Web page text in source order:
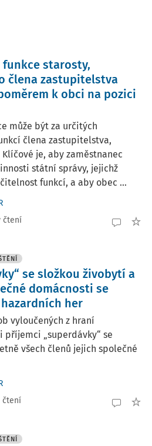
funkce starosty,
člena zastupitelstva
k obci na pozici
může být za určitých
člena zastupitelstva,
je, aby zaměstnanec
státní správy, jejichž
funkcí, a aby obec ...
čtení
se složkou živobytí a
domácnosti se
her
vyloučených z hraní
„superdávky“ se
všech členů jejich společné
čtení